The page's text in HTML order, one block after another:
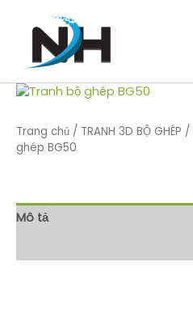
Trang chủ / TRANH 3D BỘ GHÉP /
ghép BG50
Mô tả